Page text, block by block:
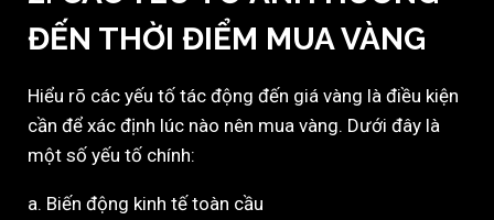
ĐẾN THỜI ĐIỂM MUA VÀNG
Hiểu rõ các yếu tố tác động đến giá vàng là điều kiện
cần để xác định lúc nào nên mua vàng. Dưới đây là
một số yếu tố chính:
a. Biến động kinh tế toàn cầu